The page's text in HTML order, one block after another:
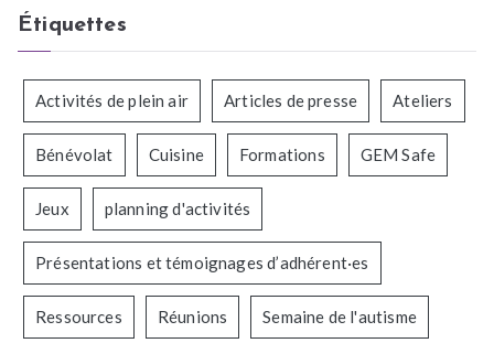
Étiquettes
Activités de plein air Articles de presse Ateliers
Bénévolat Cuisine Formations GEM Safe
Jeux planning d'activités
Présentations et témoignages d’adhérent·es
Ressources Réunions Semaine de l'autisme